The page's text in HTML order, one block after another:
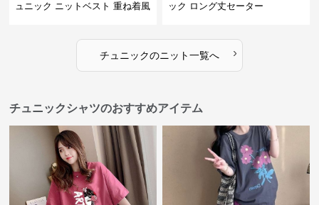
ュニック ニットベスト 重ね着風
ック ロング丈セーター
チュニックのニット一覧へ ›
チュニックシャツのおすすめアイテム